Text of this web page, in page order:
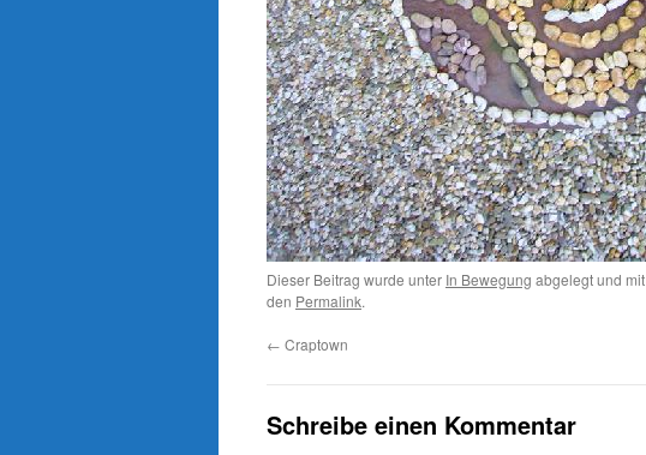
Dieser Beitrag wurde unter In Bewegung abgelegt und mit
den Permalink.
← Craptown
Schreibe einen Kommentar